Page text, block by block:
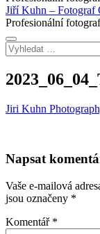
Jiří Kuhn – Fotograf
Profesionální fotograf
Vyhledat
…
Jiri Kuhn
Napsat
Vaše e-mailová
jsou označeny *
Komentář *